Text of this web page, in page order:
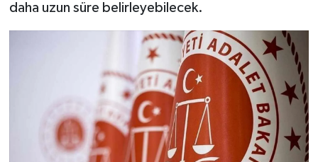
daha uzun süre belirleyebilecek.